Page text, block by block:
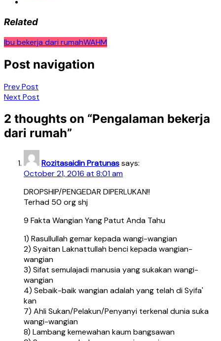
Related
Ibu bekerja dari rumahWAHM
Post navigation
Prev Post
Next Post
2 thoughts on “Pengalaman bekerja
dari rumah”
Rozitasaidin Pratunassays:
October 21, 2016 at 8:01 am
DROPSHIP/PENGEDAR DIPERLUKAN!!
Terhad 50 org shj
9 Fakta Wangian Yang Patut Anda Tahu
1) Rasullullah gemar kepada wangi-wangian
2) Syaitan Laknattullah benci kepada wangian-
wangian
3) Sifat semulajadi manusia yang sukakan wangi-
wangian
4) Sebaik-baik wangian adalah yang telah di Syifa'
kan
7) Ahli Sukan/Pelakun/Penyanyi terkenal dunia suka
wangi-wangian
8) Lambang kemewahan kaum bangsawan